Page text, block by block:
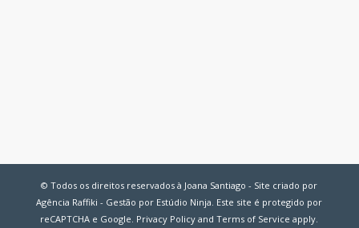
© Todos os direitos reservados à Joana Santiago - Site criado por
Agência Raffiki - Gestão por Estúdio Ninja. Este site é protegido por
reCAPTCHA e Google. Privacy Policy andTerms of Service apply.